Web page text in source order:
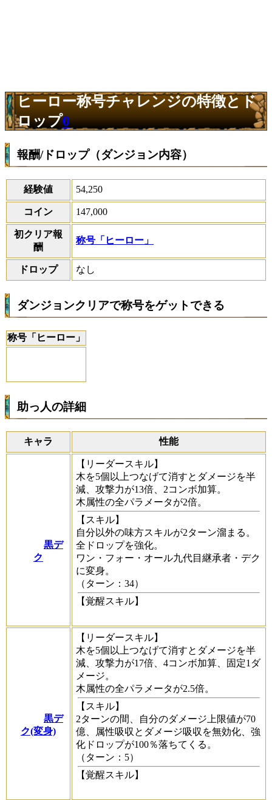
ヒーロー称号チャレンジの特徴とド
ロップ0
報酬/ドロップ（ダンジョン内容）
経験値 54,250
コイン 147,000
初クリア報
酬
称号「ヒーロー」
ドロップ なし
ダンジョンクリアで称号をゲットできる
称号「ヒーロー」
助っ人の詳細
キャラ 性能
黒デ
ク
【リーダースキル】
木を5個以上つなげて消すとダメージを半
減、攻撃力が13倍、2コンボ加算。
木属性の全パラメータが2倍。
【スキル】
自分以外の味方スキルが2ターン溜まる。
全ドロップを強化。
ワン・フォー・オール九代目継承者・デク
に変身。
（ターン：34）
【覚醒スキル】
黒デ
ク(変身)
【リーダースキル】
木を5個以上つなげて消すとダメージを半
減、攻撃力が17倍、4コンボ加算、固定1ダ
メージ。
木属性の全パラメータが2.5倍。
【スキル】
2ターンの間、自分のダメージ上限値が70
億、属性吸収とダメージ吸収を無効化、強
化ドロップが100％落ちてくる。
（ターン：5）
【覚醒スキル】